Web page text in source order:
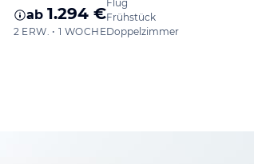
ab 1.294 €
2 ERW. • 1 WOCHE
Flug
Frühstück
Doppelzimmer